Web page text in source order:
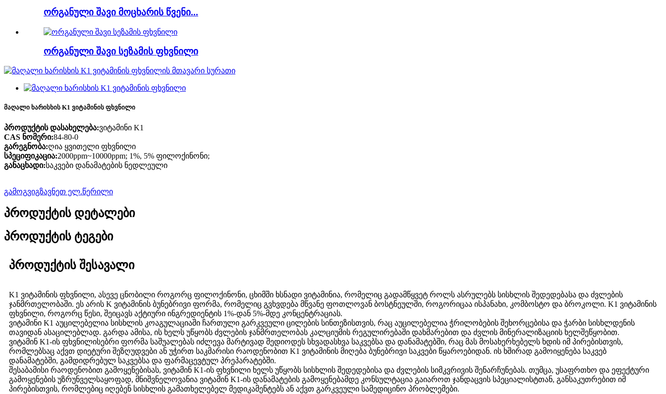
ორგანული შავი მოცხარის წვენი...
ორგანული შავი სეზამის ფხვნილი
მაღალი ხარისხის K1 ვიტამინის ფხვნილი
პროდუქტის დასახელება:ვიტამინი K1
CAS ნომერი:84-80-0
გარეგნობა:ღია ყვითელი ფხვნილი
სპეციფიკაცია:2000ppm~10000ppm; 1%, 5% ფილოქინონი;
განაცხადი:საკვები დანამატების ნედლეული
გამოგვიგზავნეთ ელ.წერილი
პროდუქტის დეტალები
პროდუქტის ტეგები
პროდუქტის შესავალი
K1 ვიტამინის ფხვნილი, ასევე ცნობილი როგორც ფილოქინონი, ცხიმში ხსნადი ვიტამინია, რომელიც გადამწყვეტ როლს ასრულებს სისხლის შედედებასა და ძვლების
ჯანმრთელობაში. ეს არის K ვიტამინის ბუნებრივი ფორმა, რომელიც გვხვდება მწვანე ფოთლოვან ბოსტნეულში, როგორიცაა ისპანახი, კომბოსტო და ბროკოლი. K1 ვიტამინის
ფხვნილი, როგორც წესი, შეიცავს აქტიური ინგრედიენტის 1%-დან 5%-მდე კონცენტრაციას.
ვიტამინი K1 აუცილებელია სისხლის კოაგულაციაში ჩართული გარკვეული ცილების სინთეზისთვის, რაც აუცილებელია ჭრილობების შეხორცებისა და ჭარბი სისხლდენის
თავიდან ასაცილებლად. გარდა ამისა, ის ხელს უწყობს ძვლების ჯანმრთელობას კალციუმის რეგულირებაში დახმარებით და ძვლის მინერალიზაციის ხელშეწყობით.
ვიტამინ K1-ის ფხვნილისებრი ფორმა საშუალებას იძლევა მარტივად შედიოდეს სხვადასხვა საკვებსა და დანამატებში, რაც მას მოსახერხებელს ხდის იმ პირებისთვის,
რომლებსაც აქვთ დიეტური შეზღუდვები ან უჭირთ საკმარისი რაოდენობით K1 ვიტამინის მიღება ბუნებრივი საკვები წყაროებიდან. ის ხშირად გამოიყენება საკვებ
დანამატებში, გამდიდრებულ საკვებსა და ფარმაცევტულ პრეპარატებში.
შესაბამისი რაოდენობით გამოყენებისას, ვიტამინ K1-ის ფხვნილი ხელს უწყობს სისხლის შედედებისა და ძვლების სიმკვრივის შენარჩუნებას. თუმცა, უსაფრთხო და ეფექტური
გამოყენების უზრუნველსაყოფად, მნიშვნელოვანია ვიტამინ K1-ის დანამატების გამოყენებამდე კონსულტაცია გაიაროთ ჯანდაცვის სპეციალისტთან, განსაკუთრებით იმ
პირებისთვის, რომლებიც იღებენ სისხლის გამათხელებელ მედიკამენტებს ან აქვთ გარკვეული სამედიცინო პრობლემები.